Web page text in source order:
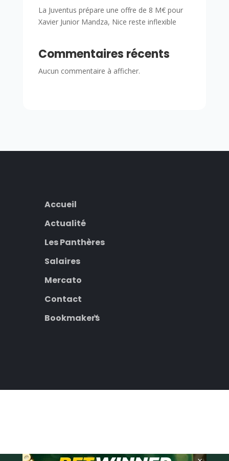
La Juventus prépare une offre de 8 M€ pour
Xavier Junior Mandza, Nice reste inflexible
Commentaires récents
Aucun commentaire à afficher.
Accueil
Actualité
Les Panthères
Salaires
Mercato
Contact
Bookmakers